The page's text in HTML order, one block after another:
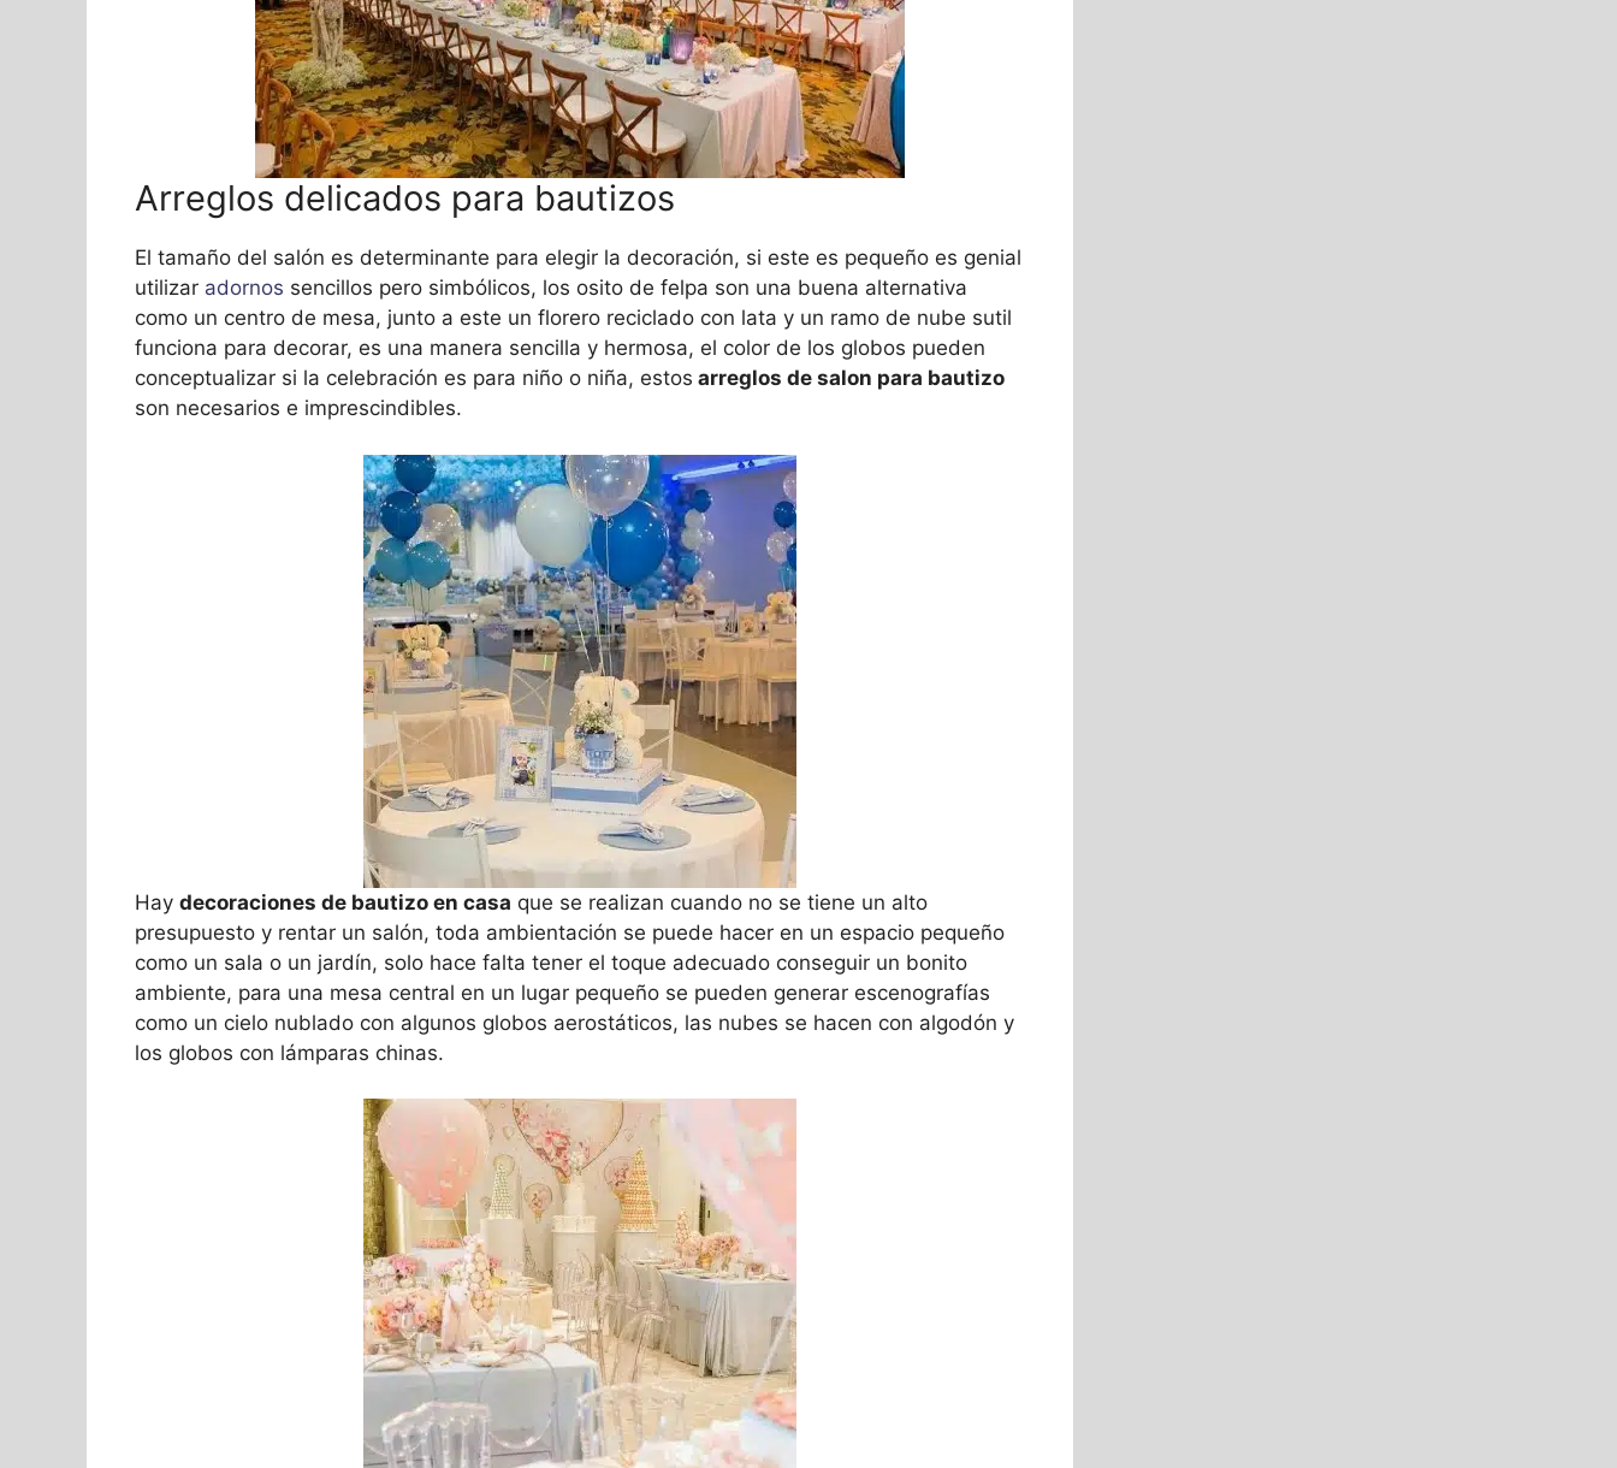
Arreglos delicados para bautizos
El tamaño del salón es determinante para elegir la decoración, si este es pequeño es genial
utilizar adornos sencillos pero simbólicos, los osito de felpa son una buena alternativa
como un centro de mesa, junto a este un florero reciclado con lata y un ramo de nube sutil
funciona para decorar, es una manera sencilla y hermosa, el color de los globos pueden
conceptualizar si la celebración es para niño o niña, estos arreglos de salon para bautizo
son necesarios e imprescindibles.
Hay decoraciones de bautizo en casa que se realizan cuando no se tiene un alto
presupuesto y rentar un salón, toda ambientación se puede hacer en un espacio pequeño
como un sala o un jardín, solo hace falta tener el toque adecuado conseguir un bonito
ambiente, para una mesa central en un lugar pequeño se pueden generar escenografías
como un cielo nublado con algunos globos aerostáticos, las nubes se hacen con algodón y
los globos con lámparas chinas.